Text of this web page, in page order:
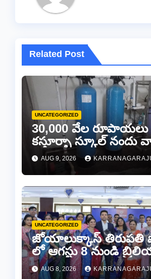
Related Post
UNCATEGORIZED
30,000 వేల
కస్తూర్బా స్కూల్ నందు
ప్లాంట్ మరమ్మతులకి
AUG 9, 2026
UNCATEGORIZED
జోయాలుక్కాస్ తిరుపతి
లో ఆగస్టు 8 నుండి
డైమండ్ జ్యాయలరీ షో..
AUG 8, 2026